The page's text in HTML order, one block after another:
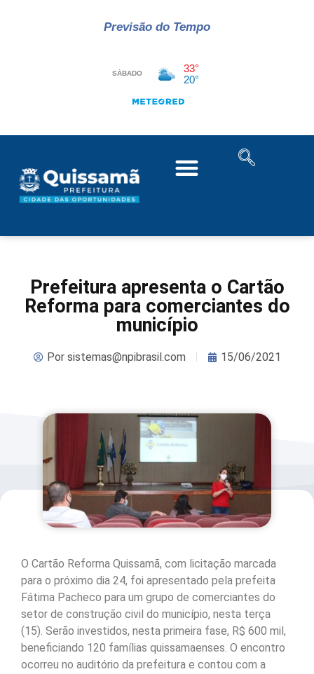
Previsão do Tempo
Prefeitura apresenta o Cartão
Reforma para comerciantes do
município
Porsistemas@npibrasil.com 15/06/2021
O Cartão Reforma Quissamã, com licitação marcada
para o próximo dia 24, foi apresentado pela prefeita
Fátima Pacheco para um grupo de comerciantes do
setor de construção civil do município, nesta terça
(15). Serão investidos, nesta primeira fase, R$ 600 mil,
beneficiando 120 famílias quissamaenses. O encontro
ocorreu no auditório da prefeitura e contou com a